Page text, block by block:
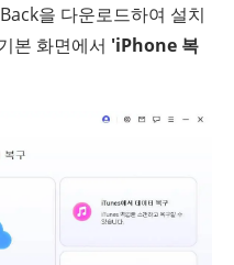
을 다운로드하여 설치
본 화면에서 'iPhone 복